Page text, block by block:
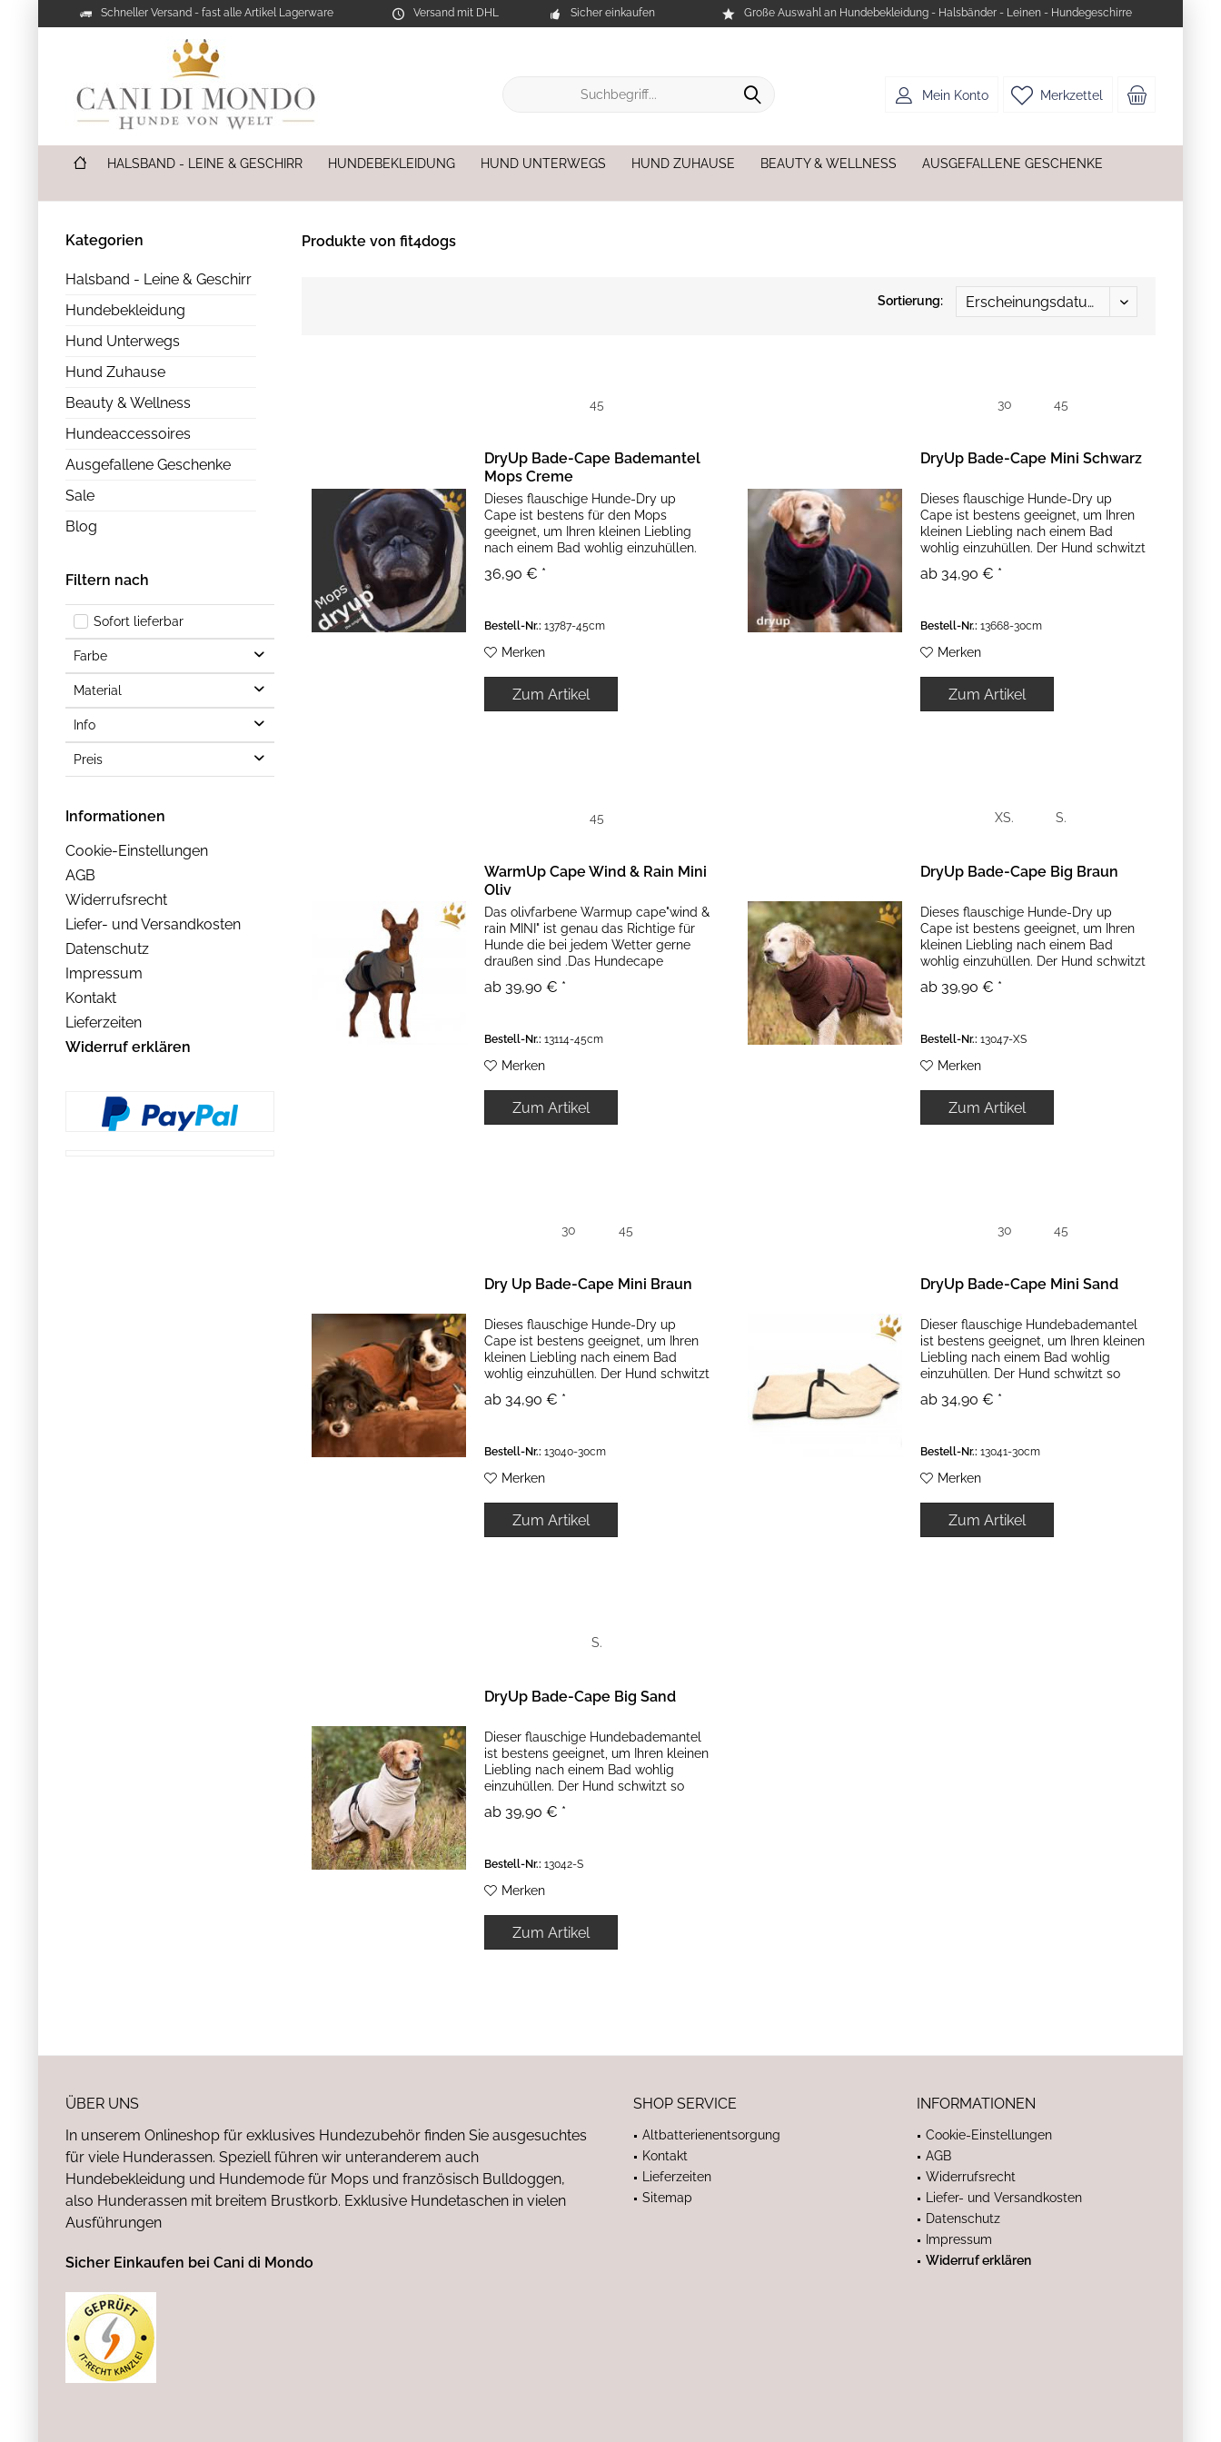
Schneller Versand - fast alle Artikel Lagerware Versand mit DHL Sicher einkaufen Große Auswahl an Hundebekleidung - Halsbänder - Leinen - Hundegeschirre
Merkzettel
Mein Konto
HALSBAND - LEINE & GESCHIRR HUNDEBEKLEIDUNG HUND UNTERWEGS HUND ZUHAUSE BEAUTY & WELLNESS AUSGEFALLENE GESCHENKE
Kategorien
Halsband - Leine & Geschirr
Hundebekleidung
Hund Unterwegs
Hund Zuhause
Beauty & Wellness
Hundeaccessoires
Ausgefallene Geschenke
Sale
Blog
Filtern nach
Sofort lieferbar
Farbe
Schwarz
Braun
Creme
Sand
Material
Baumwolle
Polyester
Fleece
Info
Klickverschluss
Preis
von34,90 €
Informationen
Cookie-Einstellungen
AGB
Widerrufsrecht
Liefer- und Versandkosten
Datenschutz
Impressum
Kontakt
Lieferzeiten
Widerruf erklären
Produkte von fit4dogs
Sortierung:
45
DryUp Bade-Cape Bademantel
Mops Creme
Dieses flauschige Hunde-Dry up
Cape ist bestens für den Mops
geeignet, um Ihren kleinen Liebling
nach einem Bad wohlig einzuhüllen.
Extra beiter Halsbereich und
verkürzte Rückenpartie Der Hund
36,90 € *
Bestell-Nr.: 13787-45cm
Merken
Zum Artikel
30 45
DryUp Bade-Cape Mini Schwarz
Dieses flauschige Hunde-Dry up
Cape ist bestens geeignet, um Ihren
kleinen Liebling nach einem Bad
wohlig einzuhüllen. Der Hund schwitzt
so nicht im geheizten Haus und
trocknet trotzdem schnell! Er kann
ab 34,90 € *
Bestell-Nr.: 13668-30cm
Merken
Zum Artikel
45
WarmUp Cape Wind & Rain Mini
Oliv
Das olivfarbene Warmup cape"wind &
rain MINI" ist genau das Richtige für
Hunde die bei jedem Wetter gerne
draußen sind .Das Hundecape
wärmt zugleich. Der hochfunktionale
ab 39,90 € *
Bestell-Nr.: 13114-45cm
Merken
Zum Artikel
XS. S.
DryUp Bade-Cape Big Braun
Dieses flauschige Hunde-Dry up
Cape ist bestens geeignet, um Ihren
kleinen Liebling nach einem Bad
wohlig einzuhüllen. Der Hund schwitzt
trocknet trotzdem schnell! Er kann
ab 39,90 € *
Bestell-Nr.: 13047-XS
Merken
Zum Artikel
30 45
Dry Up Bade-Cape Mini Braun
Dieses flauschige Hunde-Dry up
Cape ist bestens geeignet, um Ihren
kleinen Liebling nach einem Bad
wohlig einzuhüllen. Der Hund schwitzt
trocknet trotzdem schnell! Er kann
ab 34,90 € *
Bestell-Nr.: 13040-30cm
Merken
Zum Artikel
30 45
DryUp Bade-Cape Mini Sand
Dieser flauschige Hundebademantel
ist bestens geeignet, um Ihren kleinen
Liebling nach einem Bad wohlig
einzuhüllen. Der Hund schwitzt so
trotzdem schnell! Er kann sich überall
ab 34,90 € *
Bestell-Nr.: 13041-30cm
Merken
Zum Artikel
S.
DryUp Bade-Cape Big Sand
Dieser flauschige Hundebademantel
ist bestens geeignet, um Ihren kleinen
Liebling nach einem Bad wohlig
einzuhüllen. Der Hund schwitzt so
trotzdem schnell! Er kann sich überall
ab 39,90 € *
Bestell-Nr.: 13042-S
Merken
Zum Artikel
ÜBER UNS
In unserem Onlineshop für exklusives Hundezubehör finden Sie ausgesuchtes
für viele Hunderassen. Speziell führen wir unteranderem auch
Hundebekleidung und Hundemode für Mops und französisch Bulldoggen,
also Hunderassen mit breitem Brustkorb. Exklusive Hundetaschen in vielen
Ausführungen
Sicher Einkaufen bei Cani di Mondo
SHOP SERVICE
Altbatterienentsorgung
Kontakt
Lieferzeiten
Sitemap
INFORMATIONEN
Cookie-Einstellungen
AGB
Widerrufsrecht
Liefer- und Versandkosten
Datenschutz
Impressum
Widerruf erklären